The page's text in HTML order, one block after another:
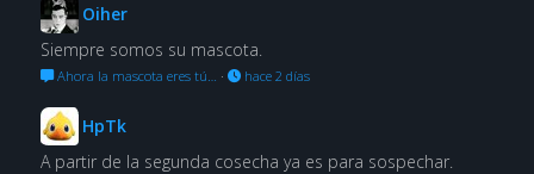
Oiher
Siempre somos su mascota.
Ahora la mascota eres tú… · hace 2 días
HpTk
A partir de la segunda cosecha ya es para sospechar.